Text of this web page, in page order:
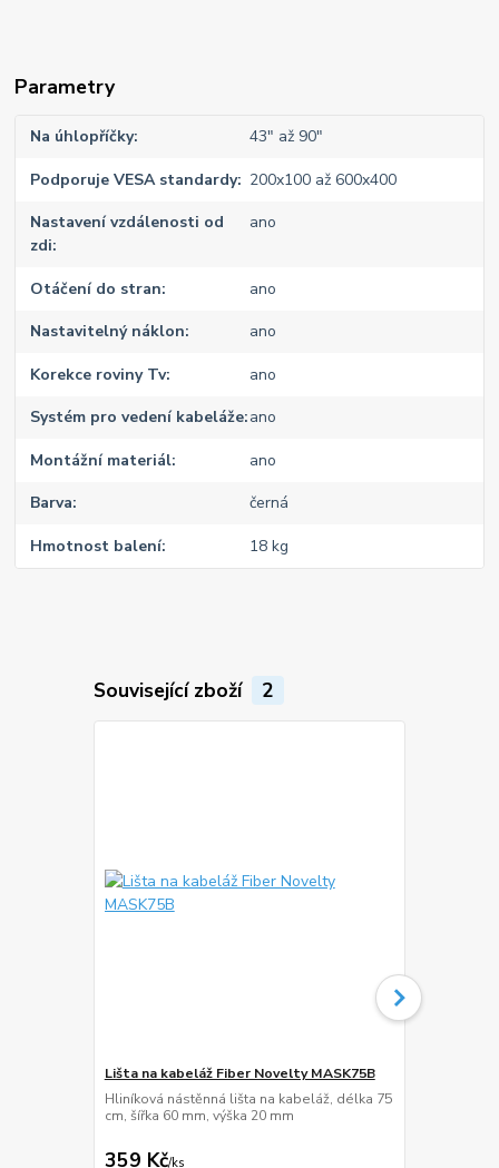
Parametry
Na úhlopříčky 43" až 90"
Podporuje VESA standardy 200x100 až 600x400
Nastavení vzdálenosti od
zdi
ano
Otáčení do stran ano
Nastavitelný náklon ano
Korekce roviny Tv ano
Systém pro vedení kabeláže ano
Montážní materiál ano
Barva černá
Hmotnost balení 18 kg
Související zboží 2
Lišta na kabeláž Fiber Novelty MASK75B
Hliníková nástěnná lišta na kabeláž, délka 75
cm, šířka 60 mm, výška 20 mm
359 Kč/ks